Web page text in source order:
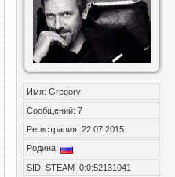
Имя: Gregory
Сообщений: 7
Регистрация: 22.07.2015
Родина:
SID: STEAM_0:0:52131041